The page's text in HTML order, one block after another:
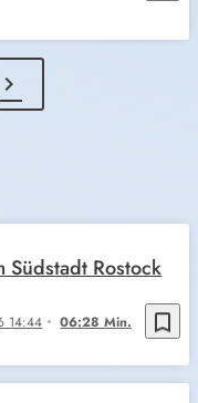
chevron_right
bookmark_border
14:44 06:28 Min.
Südstadt Rostock